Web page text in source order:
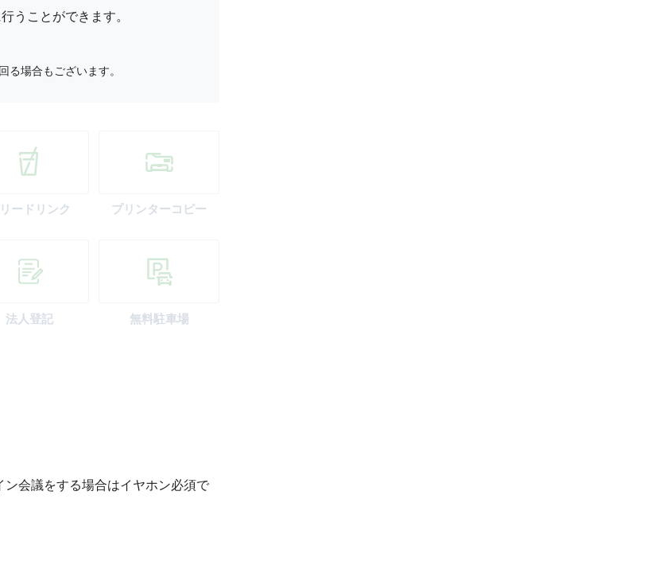
うことができます。
場合もございます。
ー ドリンク プリンターコピー
法人登記 無料駐車場
会議をする場合はイヤホン必須で